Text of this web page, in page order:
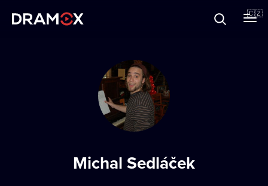
🇨🇿
Michal Sedláček